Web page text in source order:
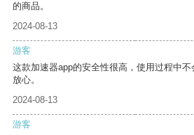
的商品。
2024-08-13
游客
这款加速器app的安全性很高，使用过程中
放心。
2024-08-13
游客